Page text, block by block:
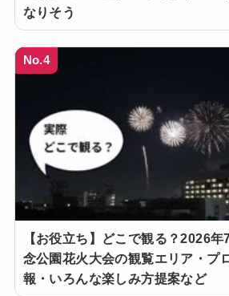
なりそう
No.4
【お役立ち】どこで観る？2026
念公園花火大会の観覧エリア・プ
報・いろんな楽しみ方提案など